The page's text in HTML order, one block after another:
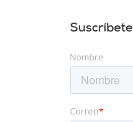
Suscríbete
Nombre
Correo*